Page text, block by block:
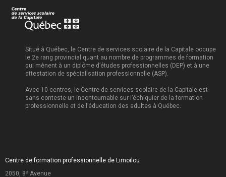
Situé à Québec, le Centre de services scolaire de la Capitale occupe
le 2e rang provincial quant au nombre de programmes de formation
qui mènent à un diplôme d’études professionnelles (DEP) et à une
attestation de spécialisation professionnelle (ASP).
Avec 10 centres, le Centre de services scolaire de la Capitale est
sans conteste un incontournable sur l’échiquier de la formation
professionnelle et de l’éducation des adultes à Québec.
Centre de formation professionnelle de Limoilou
2050, 8e Avenue